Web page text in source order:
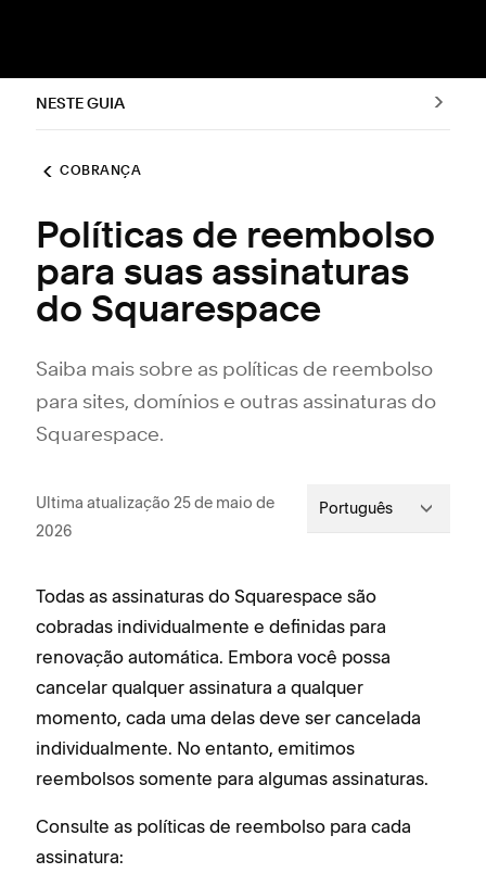
NESTE GUIA
COBRANÇA
Políticas de reembolso
para suas assinaturas
do Squarespace
Saiba mais sobre as políticas de reembolso
para sites, domínios e outras assinaturas do
Squarespace.
Ultima atualização 25 de maio de
2026
Português
Todas as assinaturas do Squarespace são
cobradas individualmente e definidas para
renovação automática. Embora você possa
cancelar qualquer assinatura a qualquer
momento, cada uma delas deve ser cancelada
individualmente. No entanto, emitimos
reembolsos somente para algumas assinaturas.
Consulte as políticas de reembolso para cada
assinatura: